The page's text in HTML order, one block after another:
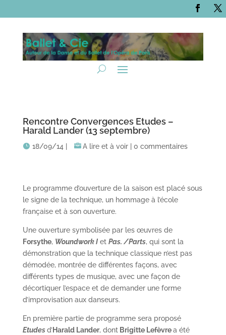
Rencontre Convergences Etudes –
Harald Lander (13 septembre)
18/09/14| A lire et à voir| 0 commentaires
Le programme d’ouverture de la saison est placé sous
le signe de la technique, un hommage à l’école
française et à son ouverture.
Une ouverture symbolisée par les œuvres de
Forsythe, Woundwork Iet Pas. /Parts, qui sont la
démonstration que la technique classique n’est pas
démodée, montrée de différentes façons, avec
différents types de musique, avec une façon de
décortiquer l’espace et de demander une forme
d’improvisation aux danseurs.
En première partie de programme sera proposé
Etudesd’ Harald Lander, dontBrigitte Lefèvrea été